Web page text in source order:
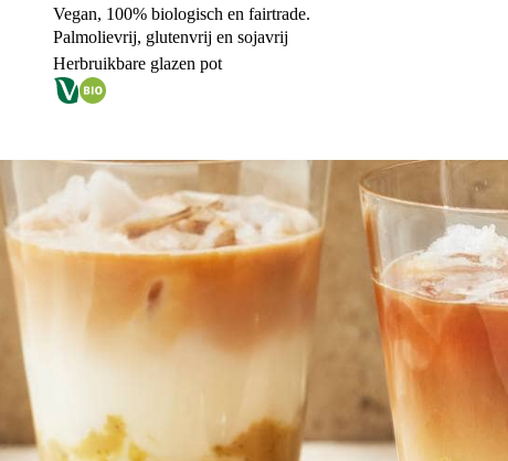
Vegan, 100% biologisch en fairtrade.
Palmolievrij, glutenvrij en sojavrij
Herbruikbare glazen pot